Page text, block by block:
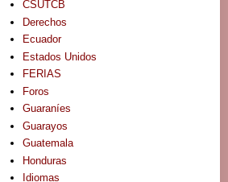
CSUTCB
Derechos
Ecuador
Estados Unidos
FERIAS
Foros
Guaraníes
Guarayos
Guatemala
Honduras
Idiomas